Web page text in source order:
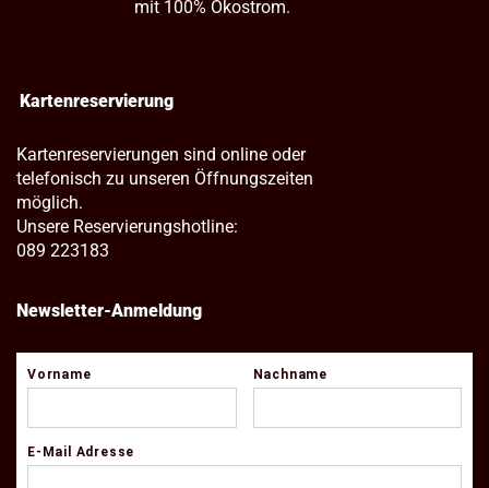
mit 100% Ökostrom.
Kartenreservierung
Kartenreservierungen sind online oder
telefonisch zu unseren Öffnungszeiten
möglich.
Unsere Reservierungshotline:
089 223183
Newsletter-Anmeldung